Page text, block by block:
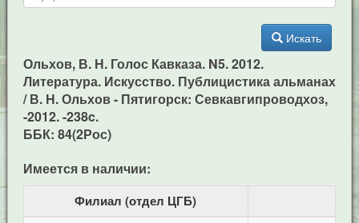
Искать
Ольхов, В. Н. Голос Кавказа. N5. 2012.
Литература. Искусство. Публицистика альманах
/ В. Н. Ольхов - Пятигорск: Севкавгипроводхоз,
-2012. -238c.
ББК: 84(2Рос)
Имеется в наличии:
Филиал (отдел ЦГБ)